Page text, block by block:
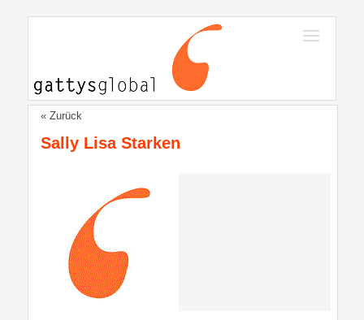
« Zurück
Sally Lisa Starken